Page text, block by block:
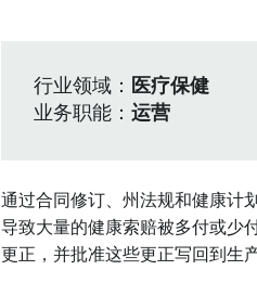
行业领域：
医疗保健
业务职能： 运营
通过合同修订、州法规和健康计
导致大量的健康索赔被多付或少
更正，并批准这些更正写回到生